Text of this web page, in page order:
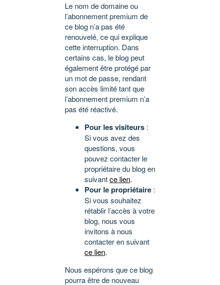
Le nom de domaine ou
l’abonnement premium de
ce blog n’a pas été
renouvelé, ce qui explique
cette interruption. Dans
certains cas, le blog peut
également être protégé par
un mot de passe, rendant
son accès limité tant que
l’abonnement premium n’a
pas été réactivé.
Pour les visiteurs :
Si vous avez des
questions, vous
pouvez contacter le
propriétaire du blog en
suivantce lien.
Pour le propriétaire :
Si vous souhaitez
rétablir l’accès à votre
blog, nous vous
invitons à nous
contacter en suivant
ce lien.
Nous espérons que ce blog
pourra être de nouveau